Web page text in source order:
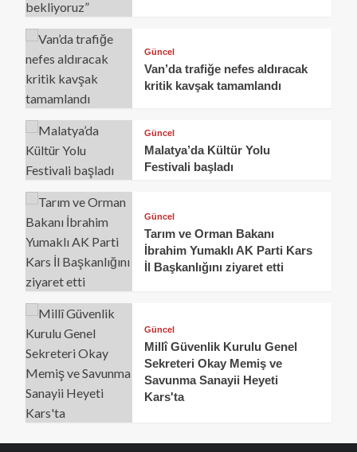
Güncel
Van’da trafiğe nefes aldıracak
kritik kavşak tamamlandı
Güncel
Malatya’da Kültür Yolu
Festivali başladı
Güncel
Tarım ve Orman Bakanı
İbrahim Yumaklı AK Parti Kars
İl Başkanlığını ziyaret etti
Güncel
Millî Güvenlik Kurulu Genel
Sekreteri Okay Memiş ve
Savunma Sanayii Heyeti
Kars'ta